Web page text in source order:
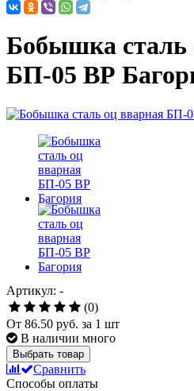
Бобышка сталь
БП-05 ВР
Артикул: -
(0)
От 86.50 руб. за 1 шт
В наличии много
Выбрать товар
Сравнить
Способы оплаты